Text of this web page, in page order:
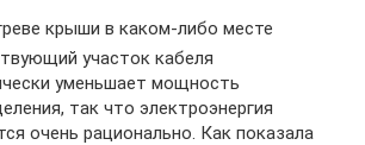
крыши в каком-либо месте
участок кабеля
уменьшает мощность
так что электроэнергия
очень рационально. Как показала